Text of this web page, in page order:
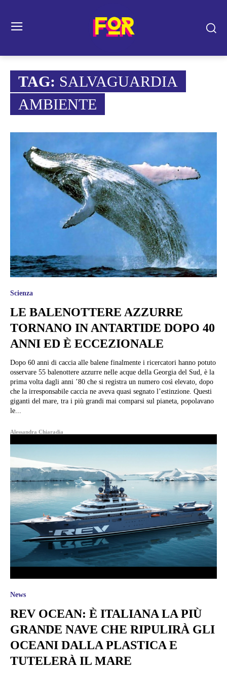
TAG: SALVAGUARDIA
AMBIENTE
Scienza
LE BALENOTTERE AZZURRE
TORNANO IN ANTARTIDE DOPO 40
ANNI ED È ECCEZIONALE
Dopo 60 anni di caccia alle balene finalmente i ricercatori hanno potuto
osservare 55 balenottere azzurre nelle acque della Georgia del Sud, è la
prima volta dagli anni ’80 che si registra un numero così elevato, dopo
che la irresponsabile caccia ne aveva quasi segnato l’estinzione. Questi
giganti del mare, tra i più grandi mai comparsi sul pianeta, popolavano
le...
Alessandra Chiaradia
News
REV OCEAN: È ITALIANA LA PIÙ
GRANDE NAVE CHE RIPULIRÀ GLI
OCEANI DALLA PLASTICA E
TUTELERÀ IL MARE